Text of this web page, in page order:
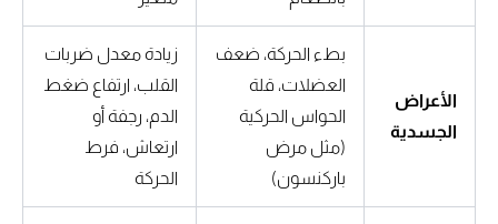
الأعراض
الجسدية
بطء الحركة، ضعف
العضلات، قلة
الحواس الحركية
(مثل مرض
باركنسون)
زيادة معدل ضربات
القلب، ارتفاع ضغط
الدم، رجفة أو
ارتعاش، فرط
الحركة